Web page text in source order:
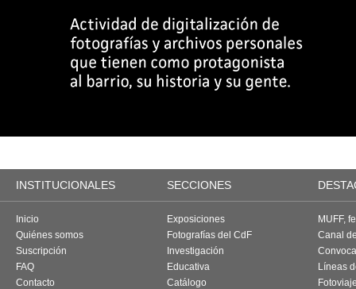
INSTITUCIONALES SECCIONES
Inicio
Quiénes somos
Suscripción
FAQ
Contacto
Exposiciones
Fotografías del CdF
Investigación
Educativa
Catálogo
MUFF,
Canal
Líneas